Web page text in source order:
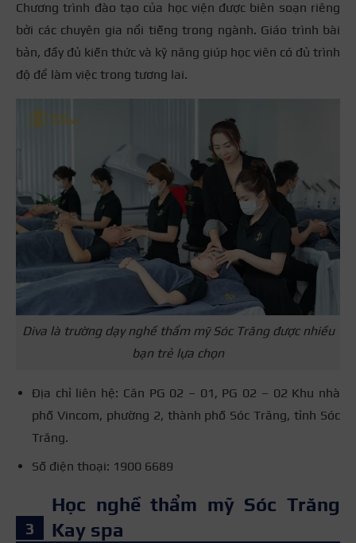
Chương trình đào tạo của học viện được biên soạn riêng
bởi các chuyên gia nổi tiếng trong ngành. Giáo trình bài
bản, đầy đủ kiến thức và kỹ năng giúp học viên có đủ trình
độ để làm việc trong tương lai.
Diva là trường dạy nghề thẩm mỹ Sóc Trăng được nhiều
bạn trẻ lựa chọn
Địa chỉ liên hệ: Căn PG 02 – 01, PG 02 – 02 Khu nhà
phố Vincom, phường 2, thành phố Sóc Trăng, tỉnh Sóc
Trăng.
Số điện thoại: 1900 6689
Học nghề thẩm mỹ Sóc Trăng
Kay spa